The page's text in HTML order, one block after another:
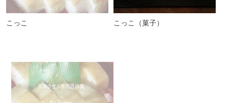
こっこ こっこ（菓子）